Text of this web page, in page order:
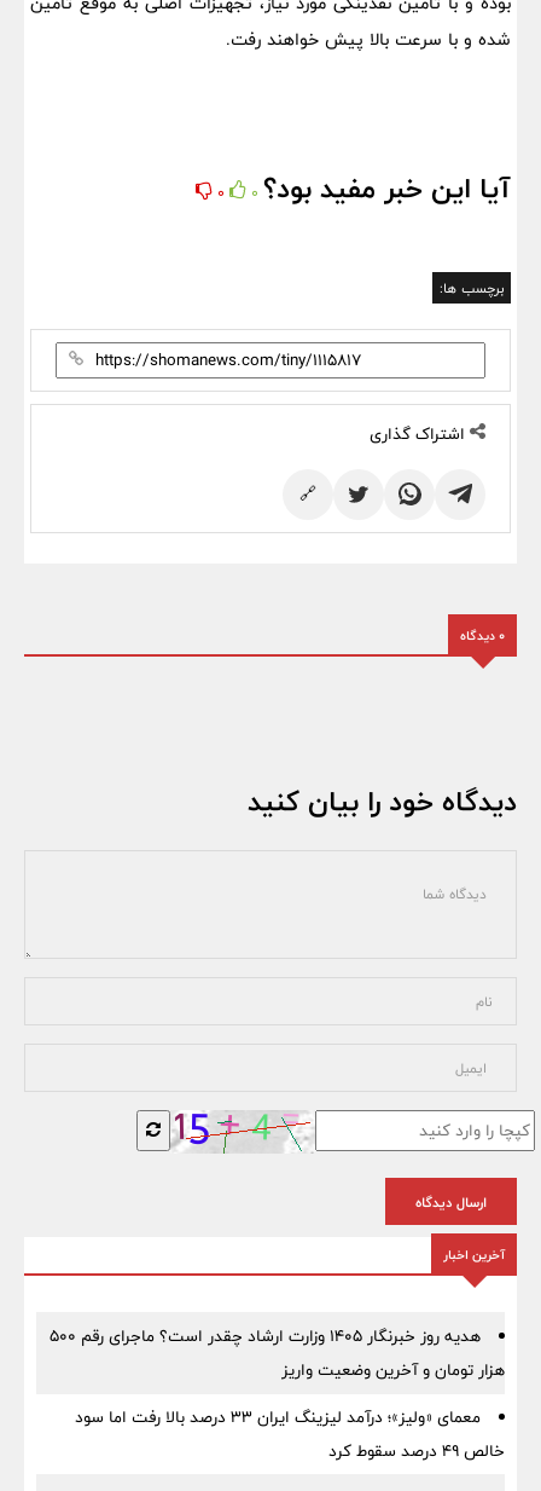
شده و با سرعت بالا پیش خواهند رفت.
آیا این خبر مفید بود؟ 0
0
برچسب ها:
اشتراک گذاری
🔗
0 دیدگاه
دیدگاه خود را بیان کنید
ارسال دیدگاه
آخرین اخبار
هدیه روز خبرنگار ۱۴۰۵ وزارت ارشاد چقدر است؟ ماجرای رقم ۵۰۰
هزار تومان و آخرین وضعیت واریز
معمای «ولیز»؛ درآمد لیزینگ ایران ۳۳ درصد بالا رفت اما سود
خالص ۴۹ درصد سقوط کرد